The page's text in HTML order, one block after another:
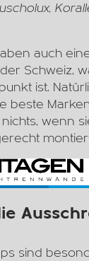
auch
Schweiz,
ist.
beste
wenn
sind